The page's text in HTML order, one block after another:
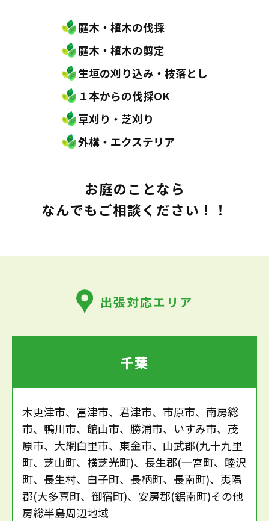
庭木・植木の伐採
庭木・植木の剪定
生垣の刈り込み・枝落とし
１本からの伐採OK
草刈り・芝刈り
外構・エクステリア
お庭のことなら
なんでもご相談ください！！
出張対応エリア
千葉
木更津市、富津市、君津市、市原市、南房総
市、鴨川市、館山市、勝浦市、いすみ市、茂
原市、大網白里市、東金市、山武郡(九十九里
町、芝山町、横芝光町)、長生郡(一宮町、睦沢
町、長生村、白子町、長柄町、長南町)、夷隅
郡(大多喜町、御宿町)、安房郡(鋸南町)その他
房総半島周辺地域